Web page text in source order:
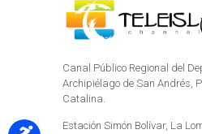
Canal Público Regional del
Archipiélago de San Andrés,
Catalina.
Estación Simón Bolívar, La